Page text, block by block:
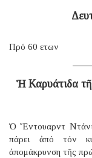
Πρό 60 ετων
Ἡ Καρυάτιδα
Ὁ Ἔντουαρντ
πάρει ἀπό τόν
ἀπομάκρυνση τῆς